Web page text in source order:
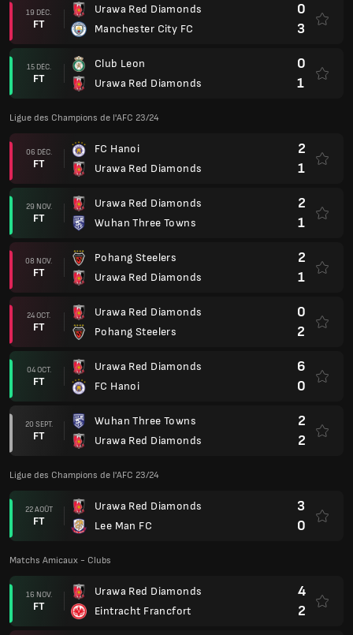
19 DÉC.
FT
Urawa Red Diamonds
Manchester City FC
0
3
15 DÉC.
FT
Club Leon
Urawa Red Diamonds
0
1
Ligue des Champions de l'AFC 23/24
06 DÉC.
FT
FC Hanoi
Urawa Red Diamonds
2
1
29 NOV.
FT
Urawa Red Diamonds
Wuhan Three Towns
2
1
08 NOV.
FT
Pohang Steelers
Urawa Red Diamonds
2
1
24 OCT.
FT
Urawa Red Diamonds
Pohang Steelers
0
2
04 OCT.
FT
Urawa Red Diamonds
FC Hanoi
6
0
20 SEPT.
FT
Wuhan Three Towns
Urawa Red Diamonds
2
2
Ligue des Champions de l'AFC 23/24
22 AOÛT
FT
Urawa Red Diamonds
Lee Man FC
3
0
Matchs Amicaux - Clubs
16 NOV.
FT
Urawa Red Diamonds
Eintracht Francfort
4
2